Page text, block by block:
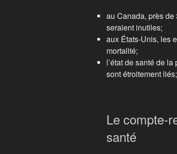
au Canada, près
seraient inutiles;
aux États-Unis, les
mortalité;
l’état de santé de
sont étroitement liés;
Le compte-
santé